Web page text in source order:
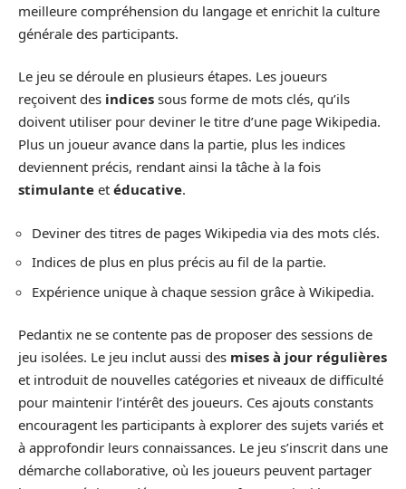
meilleure compréhension du langage et enrichit la culture
générale des participants.
Le jeu se déroule en plusieurs étapes. Les joueurs
reçoivent des indices sous forme de mots clés, qu’ils
doivent utiliser pour deviner le titre d’une page Wikipedia.
Plus un joueur avance dans la partie, plus les indices
deviennent précis, rendant ainsi la tâche à la fois
stimulante et éducative.
Deviner des titres de pages Wikipedia via des mots clés.
Indices de plus en plus précis au fil de la partie.
Expérience unique à chaque session grâce à Wikipedia.
Pedantix ne se contente pas de proposer des sessions de
jeu isolées. Le jeu inclut aussi des mises à jour régulières
et introduit de nouvelles catégories et niveaux de difficulté
pour maintenir l’intérêt des joueurs. Ces ajouts constants
encouragent les participants à explorer des sujets variés et
à approfondir leurs connaissances. Le jeu s’inscrit dans une
démarche collaborative, où les joueurs peuvent partager